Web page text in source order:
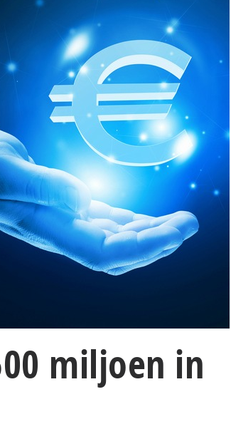
miljoen in